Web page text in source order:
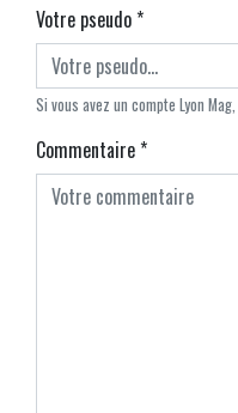
Votre pseudo*
Si vous avez un compte Lyon Mag,
Commentaire*